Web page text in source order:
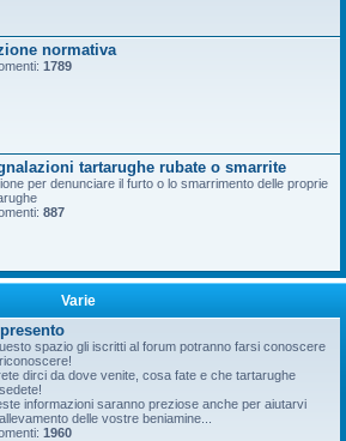
normativa
1789
tartarughe rubate o smarrite
per denunciare il furto o lo smarrimento delle proprie
887
Varie
spazio gli iscritti al forum potranno farsi conoscere
dirci da dove venite, cosa fate e che tartarughe
informazioni saranno preziose anche per aiutarvi
delle vostre beniamine...
1960